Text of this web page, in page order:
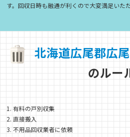
す。回収日時も融通が利くので大変満足いた
北海道広尾郡広尾
のルー
1. 有料の戸別収集
2. 直接搬入
3. 不用品回収業者に依頼